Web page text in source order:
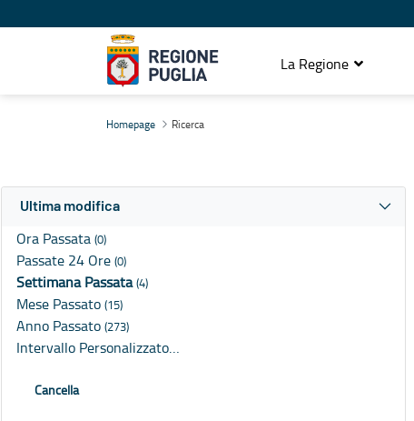
La Regione
Homepage Ricerca
Ultima modifica
Ora Passata (0)
Passate 24 Ore (0)
Settimana Passata(4)
Mese Passato (15)
Anno Passato (273)
Intervallo Personalizzato…
Cancella